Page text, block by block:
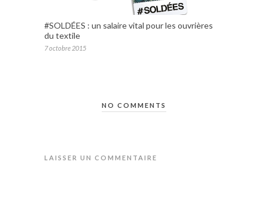
#SOLDÉES : un salaire vital pour les ouvrières
du textile
7 octobre 2015
NO COMMENTS
LAISSER UN COMMENTAIRE